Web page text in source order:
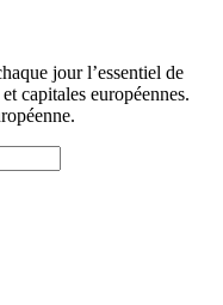
jour l’essentiel de
capitales européennes.